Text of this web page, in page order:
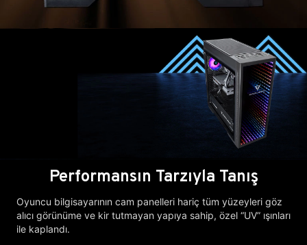
Performansın Tarzıyla Tanış
Oyuncu bilgisayarının cam panelleri hariç tüm yüzeyleri göz
alıcı görünüme ve kir tutmayan yapıya sahip, özel “UV” ışınları
ile kaplandı.